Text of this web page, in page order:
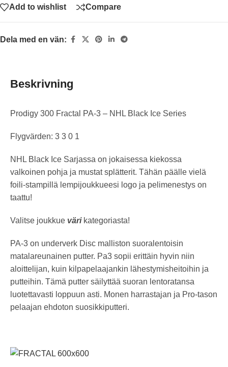
Add to wishlist Compare
Dela med en vän:
Beskrivning
Prodigy 300 Fractal PA-3 – NHL Black Ice Series
Flygvärden: 3 3 0 1
NHL Black Ice Sarjassa on jokaisessa kiekossa
valkoinen pohja ja mustat splätterit. Tähän päälle vielä
foili-stampillä lempijoukkueesi logo ja pelimenestys on
taattu!
Valitse joukkue väri kategoriasta!
PA-3 on underverk Disc malliston suoralentoisin
matalareunainen putter. Pa3 sopii erittäin hyvin niin
aloittelijan, kuin kilpapelaajankin lähestymisheitoihin ja
putteihin. Tämä putter säilyttää suoran lentoratansa
luotettavasti loppuun asti. Monen harrastajan ja Pro-tason
pelaajan ehdoton suosikkiputteri.